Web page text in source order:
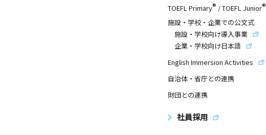
TOEFL Primary® /TOEFL Junior®
施設・学校・企業での公文式
施設・学校向け導入事業
企業・学校向け日本語
English Immersion Activities
自治体・省庁との連携
財団との連携
社員採用